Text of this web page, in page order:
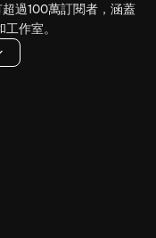
過100萬訂閱者，涵蓋
作室。